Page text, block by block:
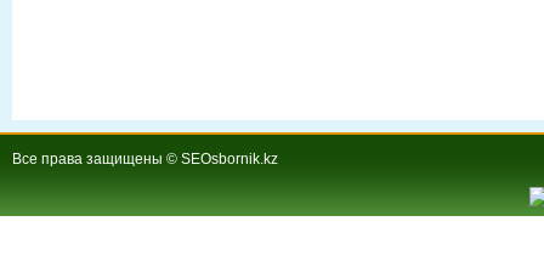
Все права защищены © SEOsbornik.kz